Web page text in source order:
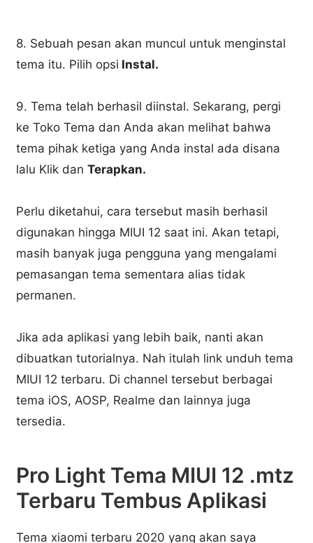
8. Sebuah pesan akan muncul untuk menginstal
tema itu. Pilih opsi Instal.
9. Tema telah berhasil diinstal. Sekarang, pergi
ke Toko Tema dan Anda akan melihat bahwa
tema pihak ketiga yang Anda instal ada disana
lalu Klik danTerapkan.
Perlu diketahui, cara tersebut masih berhasil
digunakan hingga MIUI 12 saat ini. Akan tetapi,
masih banyak juga pengguna yang mengalami
pemasangan tema sementara alias tidak
permanen.
Jika ada aplikasi yang lebih baik, nanti akan
dibuatkan tutorialnya. Nah itulah link unduh tema
MIUI 12 terbaru. Di channel tersebut berbagai
tema iOS, AOSP, Realme dan lainnya juga
tersedia.
Pro Light Tema MIUI 12 .mtz
Terbaru Tembus Aplikasi
Tema xiaomi terbaru 2020 yang akan saya